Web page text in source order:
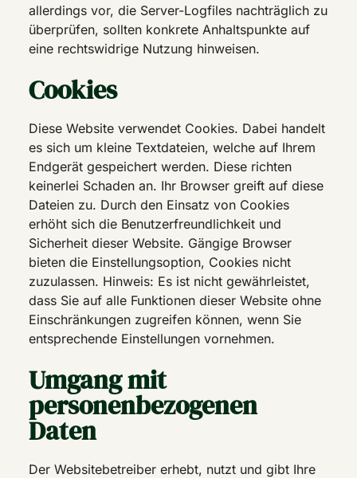
allerdings vor, die Server-Logfiles nachträglich zu
überprüfen, sollten konkrete Anhaltspunkte auf
eine rechtswidrige Nutzung hinweisen.
Cookies
Diese Website verwendet Cookies. Dabei handelt
es sich um kleine Textdateien, welche auf Ihrem
Endgerät gespeichert werden. Diese richten
keinerlei Schaden an. Ihr Browser greift auf diese
Dateien zu. Durch den Einsatz von Cookies
erhöht sich die Benutzerfreundlichkeit und
Sicherheit dieser Website. Gängige Browser
bieten die Einstellungsoption, Cookies nicht
zuzulassen. Hinweis: Es ist nicht gewährleistet,
dass Sie auf alle Funktionen dieser Website ohne
Einschränkungen zugreifen können, wenn Sie
entsprechende Einstellungen vornehmen.
Umgang mit
personenbezogenen
Daten
Der Websitebetreiber erhebt, nutzt und gibt Ihre